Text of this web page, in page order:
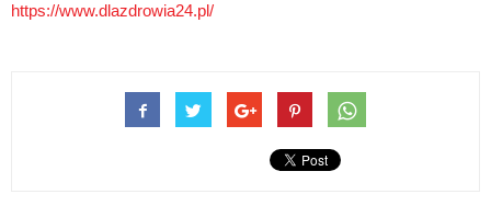
https://www.dlazdrowia24.pl/